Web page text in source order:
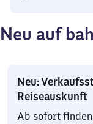
Neu auf
Neu:
Reiseauskunft
Ab sofort